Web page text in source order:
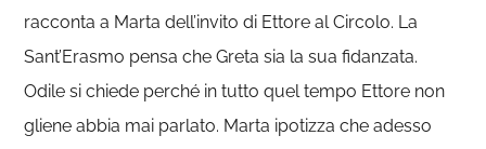
racconta a Marta dell’invito di Ettore al Circolo. La
Sant’Erasmo pensa che Greta sia la sua fidanzata.
Odile si chiede perché in tutto quel tempo Ettore non
gliene abbia mai parlato. Marta ipotizza che adesso